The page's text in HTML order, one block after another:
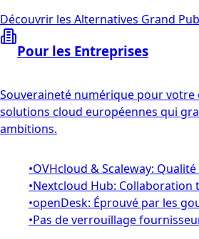
Découvrir les Alternatives Grand
Pour les Entreprises
Souveraineté numérique pour votre
solutions cloud européennes qui
ambitions.
•OVHcloud & Scaleway:
•Nextcloud Hub: Collaboration
•openDesk: Éprouvé par les
•Pas de verrouillage